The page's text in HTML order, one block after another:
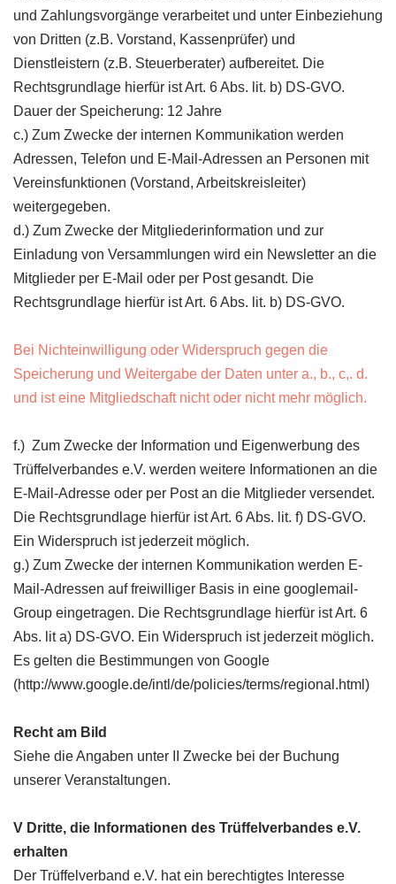
und Zahlungsvorgänge verarbeitet und unter Einbeziehung
von Dritten (z.B. Vorstand, Kassenprüfer) und
Dienstleistern (z.B. Steuerberater) aufbereitet. Die
Rechtsgrundlage hierfür ist Art. 6 Abs. lit. b) DS-GVO.
Dauer der Speicherung: 12 Jahre
c.) Zum Zwecke der internen Kommunikation werden
Adressen, Telefon und E-Mail-Adressen an Personen mit
Vereinsfunktionen (Vorstand, Arbeitskreisleiter)
weitergegeben.
d.) Zum Zwecke der Mitgliederinformation und zur
Einladung von Versammlungen wird ein Newsletter an die
Mitglieder per E-Mail oder per Post gesandt. Die
Rechtsgrundlage hierfür ist Art. 6 Abs. lit. b) DS-GVO.
Bei Nichteinwilligung oder Widerspruch gegen die
Speicherung und Weitergabe der Daten unter a., b., c,. d.
und ist eine Mitgliedschaft nicht oder nicht mehr möglich.
f.) Zum Zwecke der Information und Eigenwerbung des
Trüffelverbandes e.V. werden weitere Informationen an die
E-Mail-Adresse oder per Post an die Mitglieder versendet.
Die Rechtsgrundlage hierfür ist Art. 6 Abs. lit. f) DS-GVO.
Ein Widerspruch ist jederzeit möglich.
g.) Zum Zwecke der internen Kommunikation werden E-
Mail-Adressen auf freiwilliger Basis in eine googlemail-
Group eingetragen. Die Rechtsgrundlage hierfür ist Art. 6
Abs. lit a) DS-GVO. Ein Widerspruch ist jederzeit möglich.
Es gelten die Bestimmungen von Google
(http://www.google.de/intl/de/policies/terms/regional.html)
Recht am Bild
Siehe die Angaben unter II Zwecke bei der Buchung
unserer Veranstaltungen.
V Dritte, die Informationen des Trüffelverbandes e.V.
erhalten
Der Trüffelverband e.V. hat ein berechtigtes Interesse